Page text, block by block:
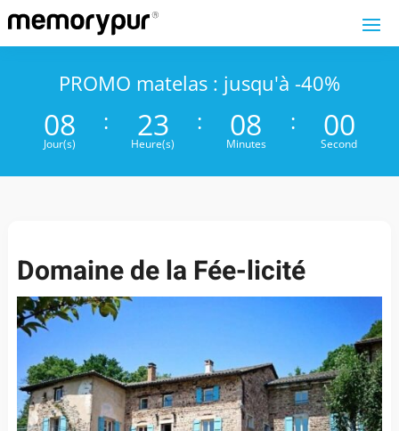
PROMO matelas : jusqu'à -40%
008
Jour(s)
: 23
Heure(s)
: 07
Minutes
: 59
Second
Domaine de la Fée-licité